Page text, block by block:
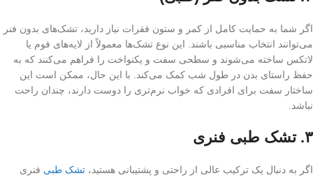
اگر شما به حمایت کامل از کمر و ستون فقرات نیاز دارید، تشک‌های بدون فنر
می‌توانند انتخاب مناسبی باشند. این نوع تشک‌ها معمولاً از لایه‌های فوم یا
لاتکس ساخته می‌شوند و سطحی سفت و یکنواخت را فراهم می‌کنند که به
حفظ راستای بدن در طول شب کمک می‌کند. با این حال، ممکن است این
ساختار سفت برای افرادی که خواب نرم‌تری را دوست دارند، چندان راحت
نباشد.
۳. تشک طبی فنری
اگر به دنبال یک ترکیب عالی از راحتی و پشتیبانی هستید، تشک‌ طبی فنری